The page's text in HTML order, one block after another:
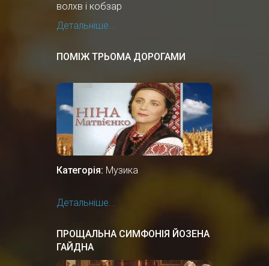
волхв і кобзар
Детальніше...
ПОМІЖ ТРЬОМА ДОРОГАМИ
Категорія: Музика
Детальніше...
ПРОЩАЛЬНА СИМФОНІЯ ЙОЗЕНА
ГАЙДНА